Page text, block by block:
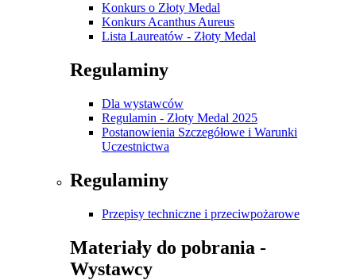
Konkurs o Złoty Medal
Konkurs Acanthus Aureus
Lista Laureatów - Złoty Medal
Regulaminy
Dla wystawców
Regulamin - Złoty Medal 2025
Postanowienia Szczegółowe i Warunki
Uczestnictwa
Regulaminy
Przepisy techniczne i przeciwpożarowe
Materiały do pobrania -
Wystawcy